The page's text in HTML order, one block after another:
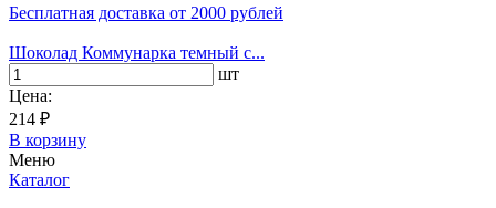
Бесплатная доставка от 2000 рублей
Шоколад Коммунарка темный с...
шт
Цена:
214 ₽
В корзину
Меню
Каталог